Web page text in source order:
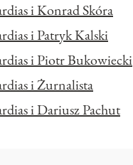
i Konrad Skóra
i Patryk Kalski
i Piotr Bukowiecki
i Żurnalista
i Dariusz Pachut